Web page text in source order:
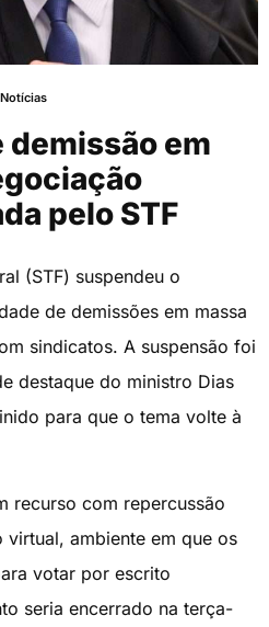
Notícias
demissão em
pelo STF
(STF) suspendeu o
de demissões em massa
sindicatos. A suspensão foi
destaque do ministro Dias
para que o tema volte à
recurso com repercussão
ambiente em que os
votar por escrito
seria encerrado na terça-